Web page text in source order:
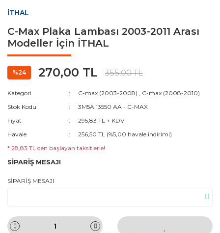
İTHAL
C-Max Plaka Lambası 2003-2011 Arası
Modeller İçin İTHAL
%24 270,00 TL 355,00 TL
Kategori C-max (2003-2008) , C-max (2008-2010)
Stok Kodu
3M5A 13550 AA - C-MAX
Fiyat
295,83 TL + KDV
Havale
256,50 TL (%5,00 havale indirimi)
* 28,83 TL den başlayan taksitlerle!
SİPARİŞ MESAJI
SİPARİŞ MESAJI